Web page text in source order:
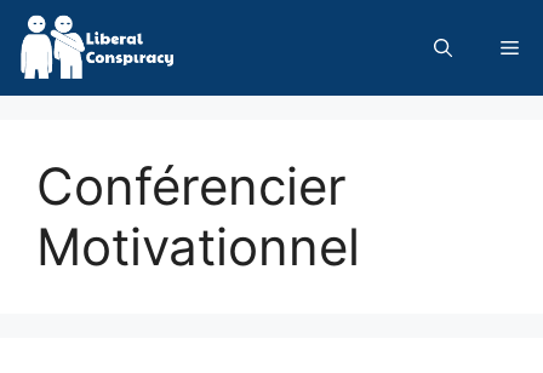
Skip
content
Conférencier
Motivationnel